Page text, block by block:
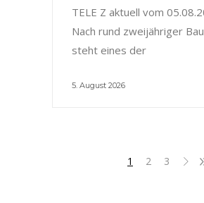
TELE Z aktuell vom
Nach rund zweijähriger
steht eines der
5. August 2026
1 2 3